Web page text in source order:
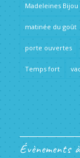
Madeleines Bijou
matinée du goût
porte ouvertes
Temps fort
Évènements